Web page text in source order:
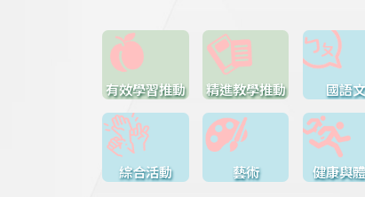
有效學習推動 精進教學推動 國語
綜合活動 藝術 健康與